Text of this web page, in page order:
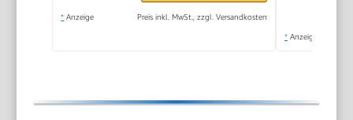
* Anzeige Preis inkl. MwSt., zzgl. Versandkosten
* Anzeige